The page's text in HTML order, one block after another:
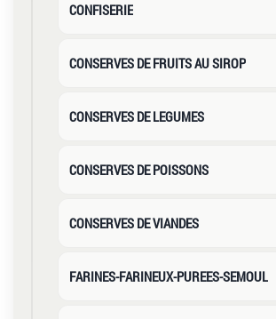
CONFISERIE
CONSERVES DE FRUITS AU SIROP
CONSERVES DE LEGUMES
CONSERVES DE POISSONS
CONSERVES DE VIANDES
FARINES-FARINEUX-PUREES-SEMOUL